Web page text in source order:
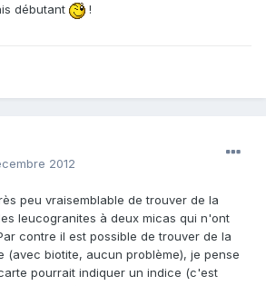
débutant
!
2012
peu vraisemblable de trouver de la
leucogranites à deux micas qui n'ont
contre il est possible de trouver de la
(avec biotite, aucun problème), je pense
pourrait indiquer un indice (c'est